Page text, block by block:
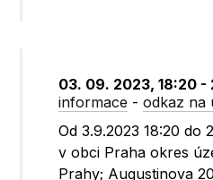
03. 09. 2023, 18:20 -
informace -odkaz na
Od 3.9.2023 18:20 do
v obci Praha okres
Prahy; Augustinova